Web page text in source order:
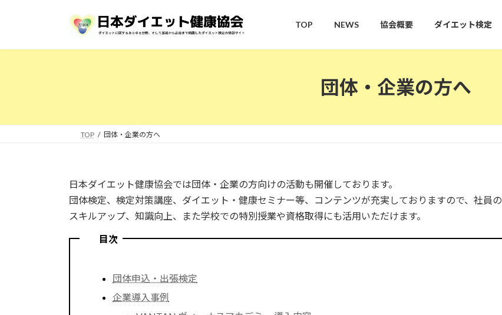
ン
ー
TOP NEWS 協会概要 ダイエット検定
団体・企業の方へ
TOP 団体・企業の方へ
日本ダイエット健康協会では団体・企業の方向けの活動も開催しております。
団体検定、検定対策講座、ダイエット・健康セミナー等、コンテンツが充実しておりますので、社員の
スキルアップ、知識向上、また学校での特別授業や資格取得にも活用いただけます。
目次
団体申込・出張検定
企業導入事例